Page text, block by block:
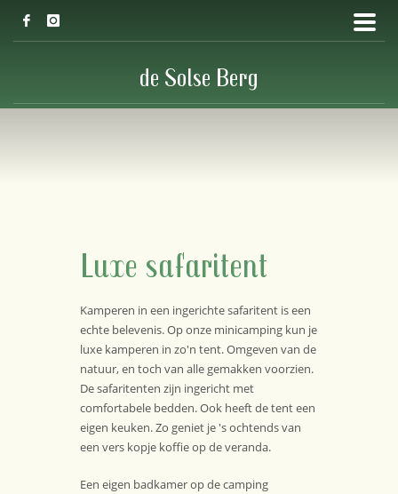
de Solse Berg
Luxe safaritent
Kamperen in een ingerichte safaritent is een
echte belevenis. Op onze minicamping kun je
luxe kamperen in zo'n tent. Omgeven van de
natuur, en toch van alle gemakken voorzien.
De safaritenten zijn ingericht met
comfortabele bedden. Ook heeft de tent een
eigen keuken. Zo geniet je 's ochtends van
een vers kopje koffie op de veranda.
Een eigen badkamer op de camping